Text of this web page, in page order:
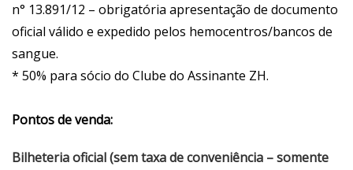
n° 13.891/12 – obrigatória apresentação de documento
oficial válido e expedido pelos hemocentros/bancos de
sangue.
* 50% para sócio do Clube do Assinante ZH.
Pontos de venda:
Bilheteria oficial (sem taxa de conveniência – somente